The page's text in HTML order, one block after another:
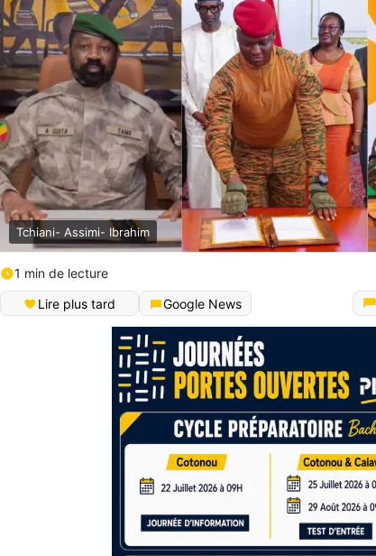
Tchiani- Assimi- Ibrahim
1 min de lecture
Lire plus tard
Google News